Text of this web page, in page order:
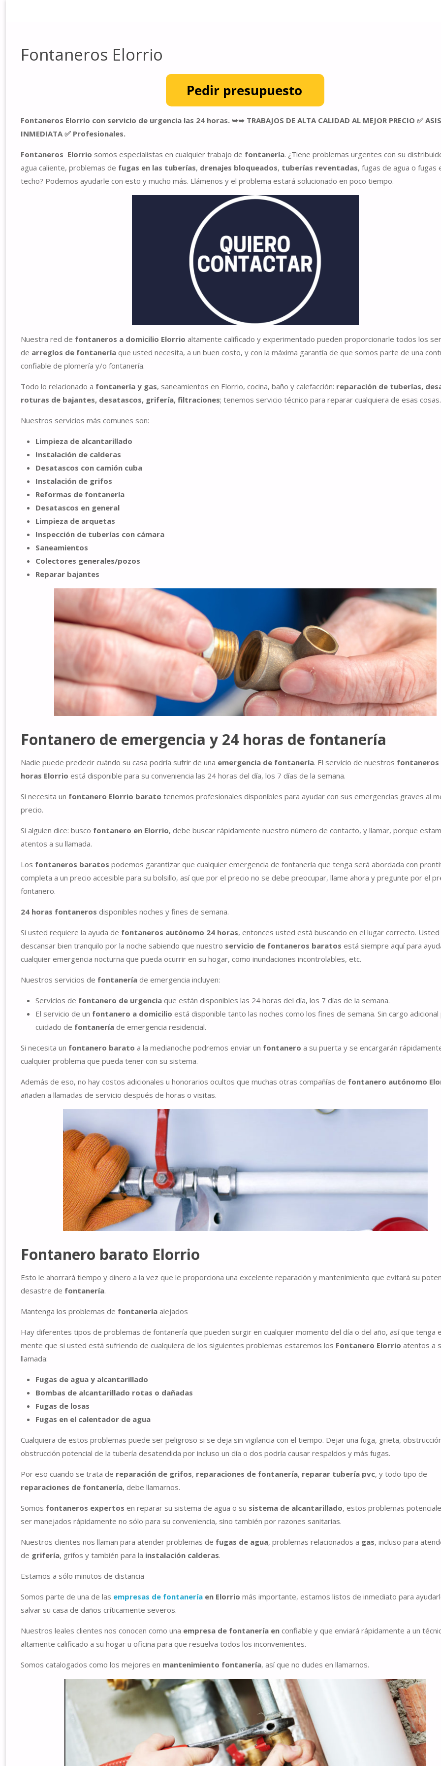
Fontaneros Elorrio
Fontaneros Elorrio con servicio de urgencia las 24 horas. ➥➥ TRABAJOS DE ALTA CALIDAD AL MEJOR PRECIO ✅
INMEDIATA ✅ Profesionales.
Fontaneros Elorrio somos especialistas en cualquier trabajo de fontanería. ¿Tiene problemas urgentes con su
agua caliente, problemas de fugas en las tuberías, drenajes bloqueados, tuberías reventadas, fugas de agua o fugas
techo? Podemos ayudarle con esto y mucho más. Llámenos y el problema estará solucionado en poco tiempo.
Nuestra red de fontaneros a domicilio Elorrio altamente calificado y experimentado pueden proporcionarle todos los
de arreglos de fontanería que usted necesita, a un buen costo, y con la máxima garantía de que somos parte de una
confiable de plomería y/o fontanería.
Todo lo relacionado a fontanería y gas, saneamientos en Elorrio, cocina, baño y calefacción: reparación de tuberías,
roturas de bajantes, desatascos, grifería, filtraciones; tenemos servicio técnico para reparar cualquiera de esas cosas.
Nuestros servicios más comunes son:
Limpieza de alcantarillado
Instalación de calderas
Desatascos con camión cuba
Instalación de grifos
Reformas de fontanería
Desatascos en general
Limpieza de arquetas
Inspección de tuberías con cámara
Saneamientos
Colectores generales/pozos
Reparar bajantes
Fontanero de emergencia y 24 horas de fontanería
Nadie puede predecir cuándo su casa podría sufrir de una emergencia de fontanería. El servicio de nuestros fontaneros
horas Elorrio está disponible para su conveniencia las 24 horas del día, los 7 días de la semana.
Si necesita un fontanero Elorrio barato tenemos profesionales disponibles para ayudar con sus emergencias graves al
precio.
Si alguien dice: busco fontanero en Elorrio, debe buscar rápidamente nuestro número de contacto, y llamar, porque
atentos a su llamada.
Los fontaneros baratos podemos garantizar que cualquier emergencia de fontanería que tenga será abordada con
completa a un precio accesible para su bolsillo, así que por el precio no se debe preocupar, llame ahora y pregunte por el
fontanero.
24 horas fontaneros disponibles noches y fines de semana.
Si usted requiere la ayuda de fontaneros autónomo 24 horas, entonces usted está buscando en el lugar correcto.
descansar bien tranquilo por la noche sabiendo que nuestro servicio de fontaneros baratos está siempre aquí para
cualquier emergencia nocturna que pueda ocurrir en su hogar, como inundaciones incontrolables, etc.
Nuestros servicios de fontanería de emergencia incluyen:
Servicios de fontanero de urgencia que están disponibles las 24 horas del día, los 7 días de la semana.
El servicio de un fontanero a domicilio está disponible tanto las noches como los fines de semana. Sin cargo adicional
cuidado de fontanería de emergencia residencial.
Si necesita un fontanero barato a la medianoche podremos enviar un fontanero a su puerta y se encargarán
cualquier problema que pueda tener con su sistema.
Además de eso, no hay costos adicionales u honorarios ocultos que muchas otras compañías de fontanero autónomo
añaden a llamadas de servicio después de horas o visitas.
Fontanero barato Elorrio
Esto le ahorrará tiempo y dinero a la vez que le proporciona una excelente reparación y mantenimiento que evitará su
desastre de fontanería.
Mantenga los problemas de fontanería alejados
Hay diferentes tipos de problemas de fontanería que pueden surgir en cualquier momento del día o del año, así que tenga
mente que si usted está sufriendo de cualquiera de los siguientes problemas estaremos los Fontanero Elorrio atentos a
llamada:
Fugas de agua y alcantarillado
Bombas de alcantarillado rotas o dañadas
Fugas de losas
Fugas en el calentador de agua
Cualquiera de estos problemas puede ser peligroso si se deja sin vigilancia con el tiempo. Dejar una fuga, grieta,
obstrucción potencial de la tubería desatendida por incluso un día o dos podría causar respaldos y más fugas.
Por eso cuando se trata de reparación de grifos, reparaciones de fontanería, reparar tubería pvc, y todo tipo de
reparaciones de fontanería, debe llamarnos.
Somos fontaneros expertos en reparar su sistema de agua o su sistema de alcantarillado, estos problemas
ser manejados rápidamente no sólo para su conveniencia, sino también por razones sanitarias.
Nuestros clientes nos llaman para atender problemas de fugas de agua, problemas relacionados a gas, incluso para
de grifería, grifos y también para la instalación calderas.
Estamos a sólo minutos de distancia
Somos parte de una de las empresas de fontanería en Elorrio más importante, estamos listos de inmediato para
salvar su casa de daños críticamente severos.
Nuestros leales clientes nos conocen como una empresa de fontanería en confiable y que enviará rápidamente a un
altamente calificado a su hogar u oficina para que resuelva todos los inconvenientes.
Somos catalogados como los mejores en mantenimiento fontanería, así que no dudes en llamarnos.